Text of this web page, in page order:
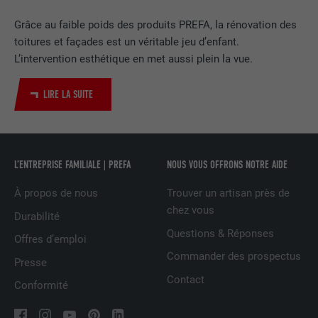
Grâce au faible poids des produits PREFA, la rénovation des
toitures et façades est un véritable jeu d’enfant.
L’intervention esthétique en met aussi plein la vue.
LIRE LA SUITE
L’ENTREPRISE FAMILIALE | PREFA
À propos de nous
Durabilité
Offres d’emploi
Presse
Conformité
NOUS VOUS OFFRONS NOTRE AIDE
Trouver un artisan près de
chez vous
Questions & Réponses
Commander des prospectus
Contact
UTILITÉ
Utilisé par le service de réseau social
LinkedIn pour suivre l'utilisation de
NOM
FOURNISSEUR LinkedIn
EXPIRATION 2 ans
UTILITÉ
Utilisé par le service de réseau social
LinkedIn pour suivre l'utilisation de
services intégrés
UserMatchHistory
FOURNISSEUR LinkedIn